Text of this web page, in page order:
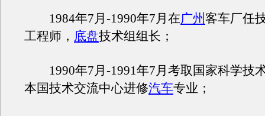
1984年7月-1990年7月在广州客车厂任
工程师， 底盘技术组组长；
1990年7月-1991年7月考取国家科学技
本国技术交流中心进修汽车专业；